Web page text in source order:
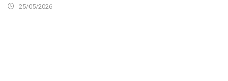
25/05/2026